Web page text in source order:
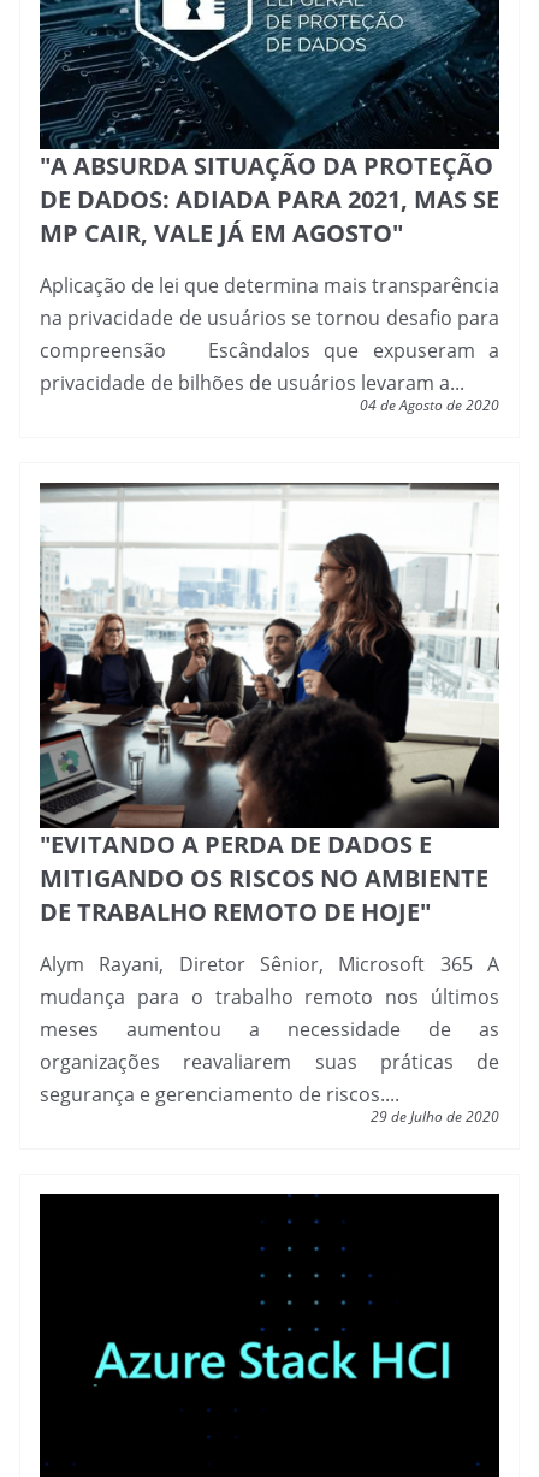
"A ABSURDA SITUAÇÃO DA PROTEÇÃO
DE DADOS: ADIADA PARA 2021, MAS SE
MP CAIR, VALE JÁ EM AGOSTO"
Aplicação de lei que determina mais transparência
na privacidade de usuários se tornou desafio para
compreensão Escândalos que expuseram a
privacidade de bilhões de usuários levaram a...
04 de Agosto de 2020
"EVITANDO A PERDA DE DADOS E
MITIGANDO OS RISCOS NO AMBIENTE
DE TRABALHO REMOTO DE HOJE"
Alym Rayani, Diretor Sênior, Microsoft 365 A
mudança para o trabalho remoto nos últimos
meses aumentou a necessidade de as
organizações reavaliarem suas práticas de
segurança e gerenciamento de riscos....
29 de Julho de 2020